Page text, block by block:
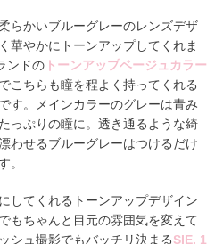
らかいブルーグレーのレンズデザ
華やかにトーンアップしてくれま
ンドの トーンアップベージュカラー
こちらも瞳を程よく持ってくれる
す。メインカラーのグレーは青み
っぷりの瞳に。透き通るような綺
わせるブルーグレーはつけるだけ
。
してくれるトーンアップデザイン
もちゃんと目元の雰囲気を変えて
シュ撮影でもバッチリ決まるSIE. 1